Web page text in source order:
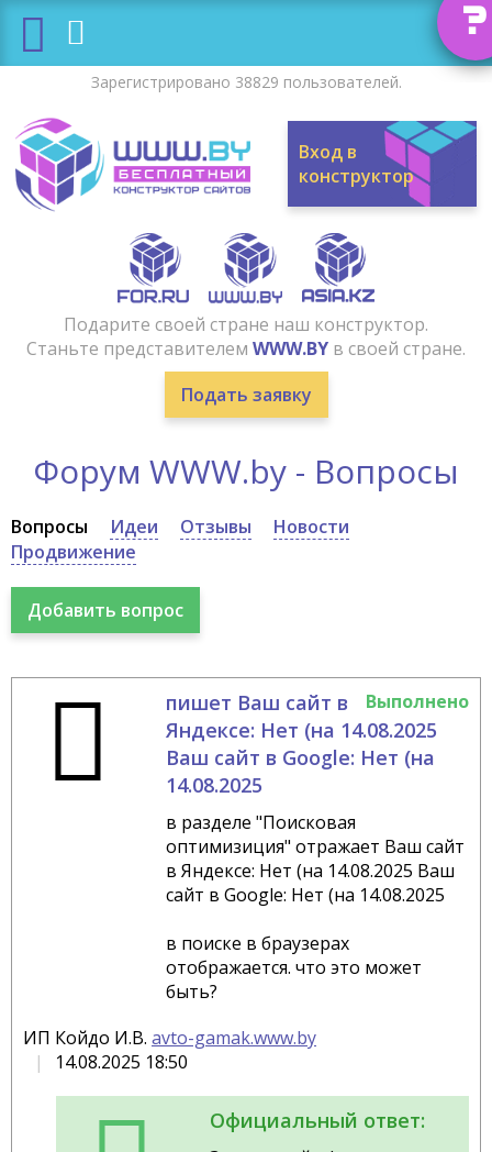
?
Зарегистрировано 38829 пользователей.
Вход в
конструктор
Подарите своей стране наш конструктор.
Станьте представителем WWW.BY в своей стране.
Подать заявку
Форум WWW.by - Вопросы
Вопросы Идеи Отзывы
Новости
Продвижение
Выполнено
пишет Ваш сайт в
Яндексе: Нет (на 14.08.2025
Ваш сайт в Google: Нет (на
14.08.2025
в разделе "Поисковая
оптимизиция" отражает Ваш сайт
в Яндексе: Нет (на 14.08.2025 Ваш
сайт в Google: Нет (на 14.08.2025
в поиске в браузерах
отображается. что это может
быть?
ИП Койдо И.В. avto-gamak.www.by
14.08.2025 18:50
Официальный ответ: